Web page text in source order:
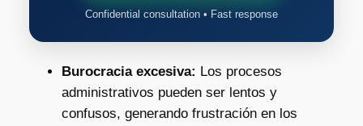
Confidential consultation • Fast response
Burocracia excesiva: Los procesos
administrativos pueden ser lentos y
confusos, generando frustración en los